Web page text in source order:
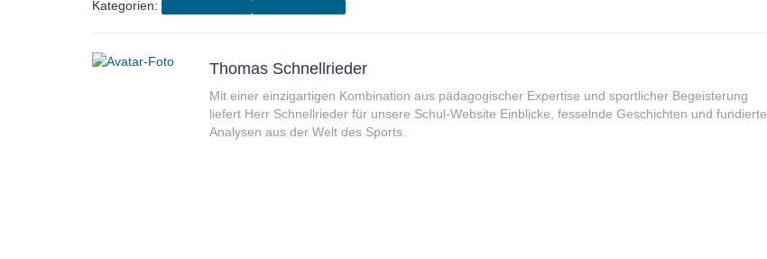
Kategorien:
Thomas Schnellrieder
Mit einer einzigartigen Kombination aus pädagogischer Expertise und sportlicher Begeisterung
liefert Herr Schnellrieder für unsere Schul-Website Einblicke, fesselnde Geschichten und fundierte
Analysen aus der Welt des Sports.